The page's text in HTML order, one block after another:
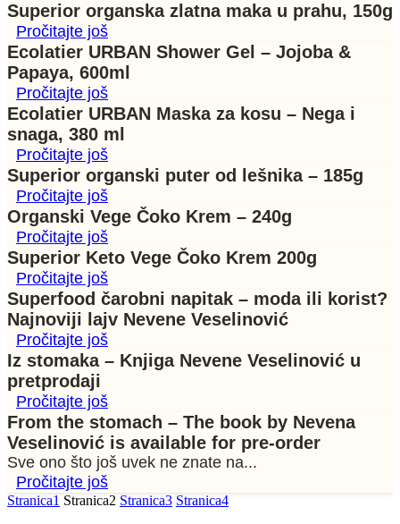
Superior organska zlatna maka u prahu, 150g
Pročitajte još
Ecolatier URBAN Shower Gel – Jojoba &
Papaya, 600ml
Pročitajte još
Ecolatier URBAN Maska za kosu – Nega i
snaga, 380 ml
Pročitajte još
Superior organski puter od lešnika – 185g
Pročitajte još
Organski Vege Čoko Krem – 240g
Pročitajte još
Superior Keto Vege Čoko Krem 200g
Pročitajte još
Superfood čarobni napitak – moda ili korist?
Najnoviji lajv Nevene Veselinović
Pročitajte još
Iz stomaka – Knjiga Nevene Veselinović u
pretprodaji
Pročitajte još
From the stomach – The book by Nevena
Veselinović is available for pre-order
Sve ono što još uvek ne znate na...
Pročitajte još
Stranica1 Stranica2 Stranica3 Stranica4